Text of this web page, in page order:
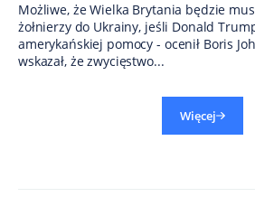
Możliwe, że Wielka Brytania będzie
żołnierzy do Ukrainy, jeśli Donald
amerykańskiej pomocy - ocenił Boris
wskazał, że zwycięstwo...
Więcej